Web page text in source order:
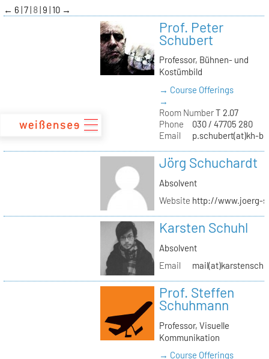
zum
Inhalt
← 6 7 8 9 10 →
Prof. Peter
Schubert
Professor, Bühnen- und
Kostümbild
→ Course Offerings
→
Room NumberT 2.07
Phone
030 / 47705 280
Email
p.schubert(at)kh-
Jörg Schuchardt
Absolvent
Website http://www.joerg-
Karsten Schuhl
Absolvent
Email
Prof. Steffen
Schuhmann
Professor, Visuelle
Kommunikation
→ Course Offerings